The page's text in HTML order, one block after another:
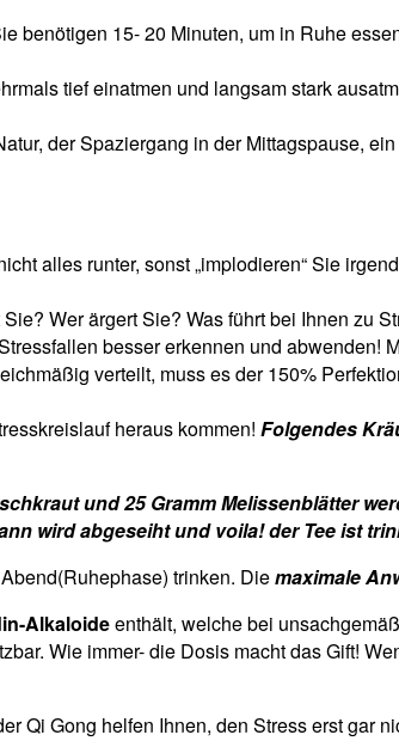
benötigen 15- 20 Minuten, um in Ruhe
tief einatmen und langsam stark
der Spaziergang in der Mittagspause,
alles runter, sonst „implodieren“ Sie
Wer ärgert Sie? Was führt bei Ihnen zu
besser erkennen und abwenden!
verteilt, muss es der 150%
heraus kommen! Folgendes
und 25 Gramm Melissenblätter
wird abgeseiht und voila! der Tee ist
trinken. Diemaximale
Alkaloideenthält, welche bei
Wie immer- die Dosis macht das Gift!
Qi Gong helfen Ihnen, den Stress erst gar